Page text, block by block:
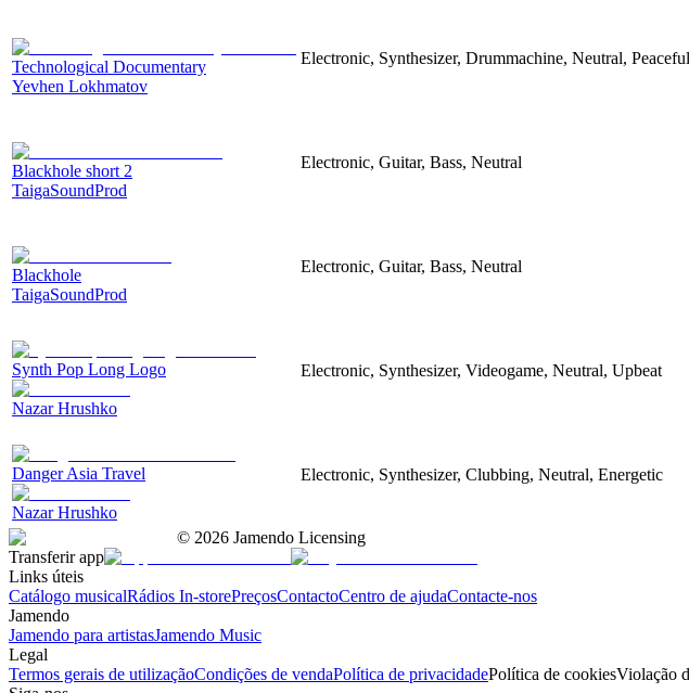
Technological Documentary
Yevhen Lokhmatov
Electronic, Synthesizer, Drummachine, Neutral, Peaceful
Blackhole short 2
TaigaSoundProd
Electronic, Guitar, Bass, Neutral
Blackhole
TaigaSoundProd
Electronic, Guitar, Bass, Neutral
Synth Pop Long Logo
Nazar Hrushko
Electronic, Synthesizer, Videogame, Neutral, Upbeat
Danger Asia Travel
Nazar Hrushko
Electronic, Synthesizer, Clubbing, Neutral, Energetic
© 2026 Jamendo Licensing
Transferir app
Links úteis
Catálogo musicalRádios In-storePreçosContactoCentro de ajudaContacte-nos
Jamendo
Jamendo para artistasJamendo Music
Legal
Termos gerais de utilizaçãoCondições de vendaPolítica de privacidadePolítica de cookiesViolação